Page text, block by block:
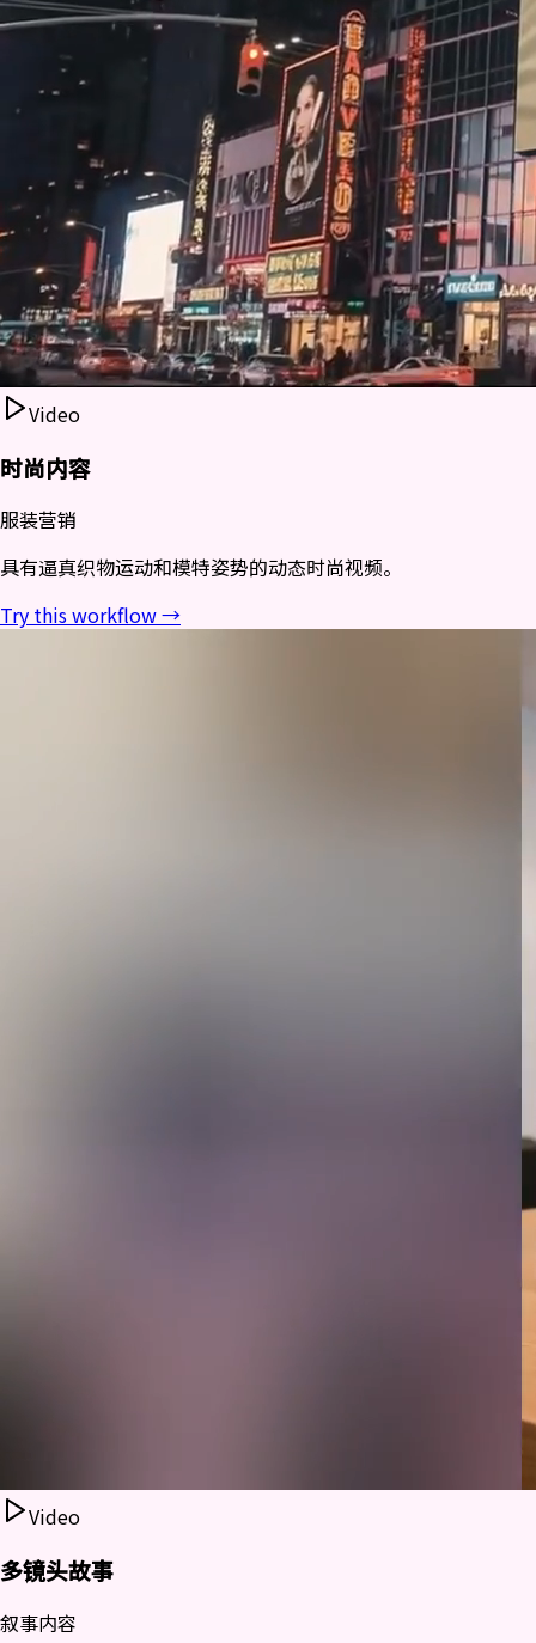
Video
时尚内容
服装营销
具有逼真织物运动和模特姿势的动态时尚视频。
Try this workflow →
Video
多镜头故事
叙事内容